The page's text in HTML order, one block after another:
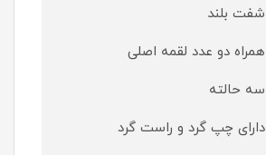
شفت بلند
همراه دو عدد لقمه اصلی
سه حالته
دارای چپ گرد و راست گرد